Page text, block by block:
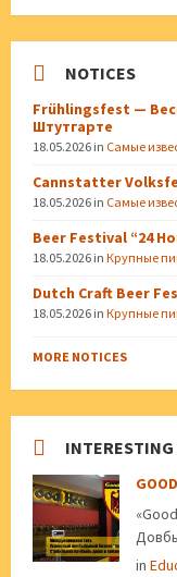
NOTICES
Frühlingsfest —
Штутгарте
18.05.2026 in Самые
Cannstatter
18.05.2026 in Самые
Beer Festival “24
18.05.2026 in Крупные
Dutch Craft Beer
18.05.2026 in Крупные
MORE NOTICES
INTERESTING
in